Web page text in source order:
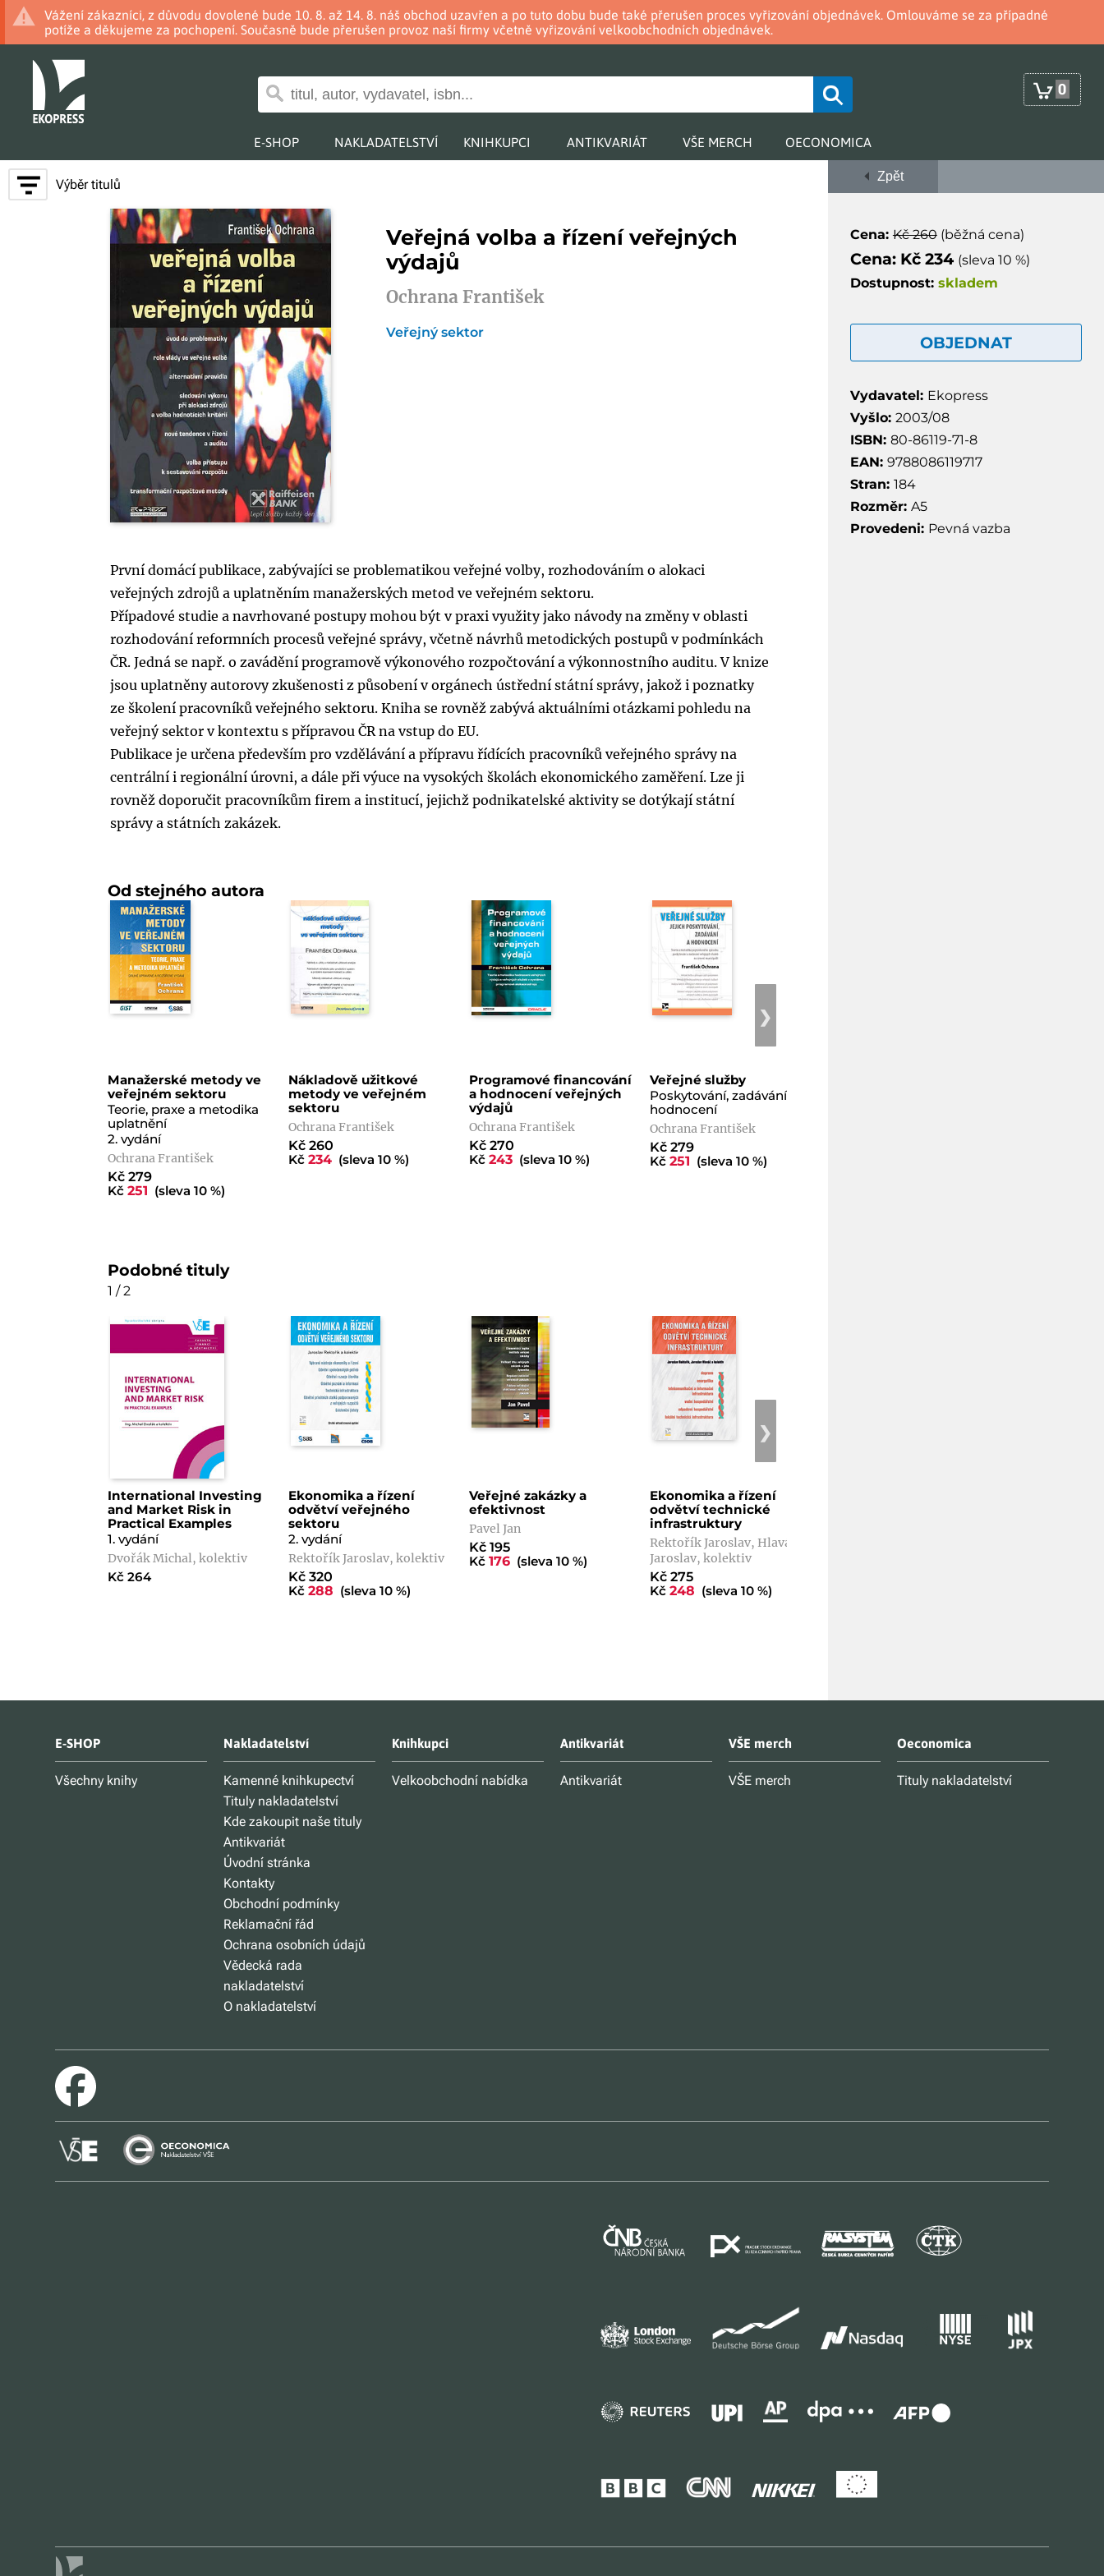
Vážení zákazníci, z důvodu dovolené bude 10. 8. až 14. 8. náš obchod uzavřen a po tuto dobu bude také přerušen proces vyřizování objednávek. Omlouváme se za případné
potíže a děkujeme za pochopení. Současně bude přerušen provoz naší firmy včetně vyřizování velkoobchodních objednávek.
0
E-SHOP NAKLADATELSTVÍ KNIHKUPCI ANTIKVARIÁT VŠE MERCH OECONOMICA
Výběr titulů
Veřejná volba a řízení veřejných
výdajů
Ochrana František
Veřejný sektor
Zpět
Cena:Kč 260(běžná cena)
Cena: Kč 234 (sleva 10 %)
Dostupnost: skladem
OBJEDNAT
Vydavatel: Ekopress
Vyšlo: 2003/08
ISBN: 80-86119-71-8
EAN: 9788086119717
Stran: 184
Rozměr: A5
Provedeni: Pevná vazba
První domácí publikace, zabývajíci se problematikou veřejné volby, rozhodováním o alokaci
veřejných zdrojů a uplatněním manažerských metod ve veřejném sektoru.
Případové studie a navrhované postupy mohou být v praxi využity jako návody na změny v oblasti
rozhodování reformních procesů veřejné správy, včetně návrhů metodických postupů v podmínkách
ČR. Jedná se např. o zavádění programově výkonového rozpočtování a výkonnostního auditu. V knize
jsou uplatněny autorovy zkušenosti z působení v orgánech ústřední státní správy, jakož i poznatky
ze školení pracovníků veřejného sektoru. Kniha se rovněž zabývá aktuálními otázkami pohledu na
veřejný sektor v kontextu s přípravou ČR na vstup do EU.
Publikace je určena především pro vzdělávání a přípravu řídících pracovníků veřejného správy na
centrální i regionální úrovni, a dále při výuce na vysokých školách ekonomického zaměření. Lze ji
rovněž doporučit pracovníkům firem a institucí, jejichž podnikatelské aktivity se dotýkají státní
správy a státních zakázek.
Od stejného autora
Manažerské metody ve
veřejném sektoru
Teorie, praxe a metodika
uplatnění
2. vydání
Ochrana František
Kč 279
Kč251 (sleva 10 %)
Nákladově užitkové
metody ve veřejném
sektoru
Ochrana František
Kč 260
Kč234 (sleva 10 %)
Programové financování
a hodnocení veřejných
výdajů
Ochrana František
Kč 270
Kč243 (sleva 10 %)
Veřejné služby
Poskytování, zadávání a
hodnocení
Ochrana František
Kč 279
Kč251 (sleva 10 %)
❯
Podobné tituly
1 / 2
International Investing
and Market Risk in
Practical Examples
1. vydání
Dvořák Michal, kolektiv
Kč 264
Ekonomika a řízení
odvětví veřejného
sektoru
2. vydání
Rektořík Jaroslav, kolektiv
Kč 320
Kč288 (sleva 10 %)
Veřejné zakázky a
efektivnost
Pavel Jan
Kč 195
Kč176 (sleva 10 %)
Ekonomika a řízení
odvětví technické
infrastruktury
Rektořík Jaroslav, Hlaváč
Jaroslav, kolektiv
Kč 275
Kč248 (sleva 10 %)
❯
E-SHOP
Všechny knihy
Nakladatelství
Kamenné knihkupectví
Tituly nakladatelství
Kde zakoupit naše tituly
Antikvariát
Úvodní stránka
Kontakty
Obchodní podmínky
Reklamační řád
Ochrana osobních údajů
Vědecká rada
nakladatelství
O nakladatelství
Knihkupci
Velkoobchodní nabídka
Antikvariát
Antikvariát
VŠE merch
VŠE merch
Oeconomica
Tituly nakladatelství